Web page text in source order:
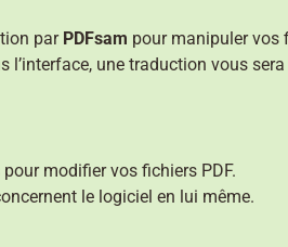
par PDFsam pour manipuler vos
une traduction vous
modifier vos fichiers PDF.
le logiciel en lui même.